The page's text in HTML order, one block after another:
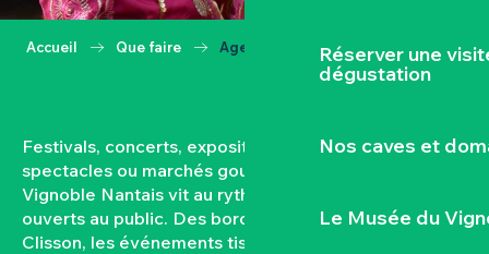
Réserver une
dégustation
Nos caves et
Le Musée du
Accueil Que faire Agenda
Festivals, concerts, expositions, vendanges,
spectacles ou marchés gourmands… Toute l’année, le
Vignoble Nantais vit au rythme de ses rendez-vous
ouverts au public. Des bords de Loire aux coteaux de
Clisson, les événements tissent un lien fort entre